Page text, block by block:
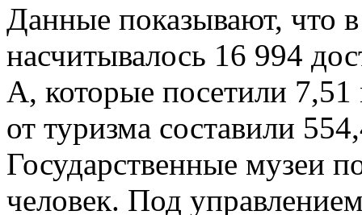
Данные показывают, что
насчитывалось 16 994
А, которые посетили
от туризма составили
Государственные музеи
человек. Под